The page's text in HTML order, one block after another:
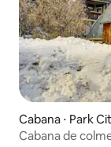
Cabana ⋅ Park
Cabana de